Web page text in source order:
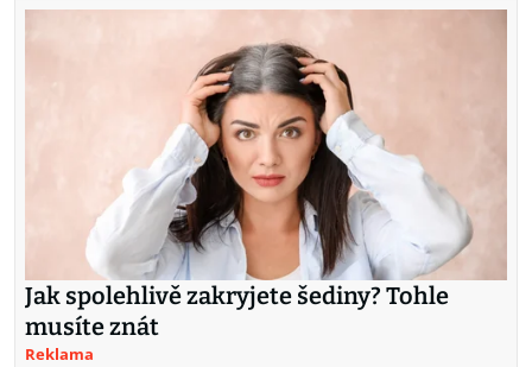
Jak spolehlivě zakryjete šediny? Tohle
musíte znát
Reklama